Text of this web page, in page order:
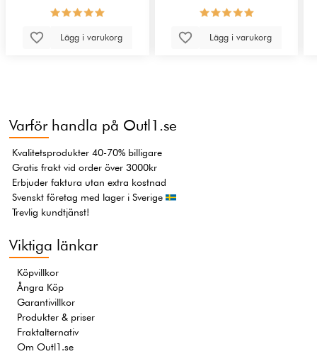
Lägg i varukorg Lägg i varukorg
Varför handla på Outl1.se
Kvalitetsprodukter 40-70% billigare
Gratis frakt vid order över 3000kr
Erbjuder faktura utan extra kostnad
Svenskt företag med lager i Sverige
Trevlig kundtjänst!
Viktiga länkar
Köpvillkor
Ångra Köp
Garantivillkor
Produkter & priser
Fraktalternativ
Om Outl1.se